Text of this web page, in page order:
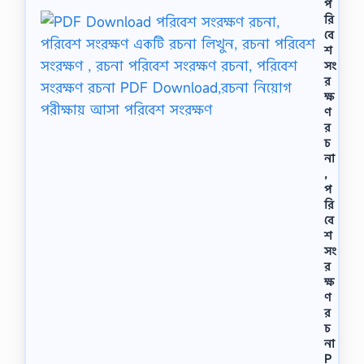
প
রি
বে
শ
সং
র
ক্ষ
ণ
র
চ
না
,
প
রি
বে
শ
সং
র
ক্ষ
ণ
র
চ
না
P